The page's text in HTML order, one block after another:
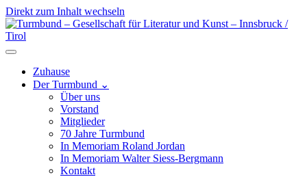
Direkt zum Inhalt wechseln
Hauptnavigation
Zuhause
Der Turmbund ⌄
Über uns
Vorstand
Mitglieder
70 Jahre Turmbund
In Memoriam Roland Jordan
In Memoriam Walter Siess-Bergmann
Kontakt